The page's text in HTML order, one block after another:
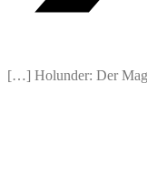
[…] Holunder: Der